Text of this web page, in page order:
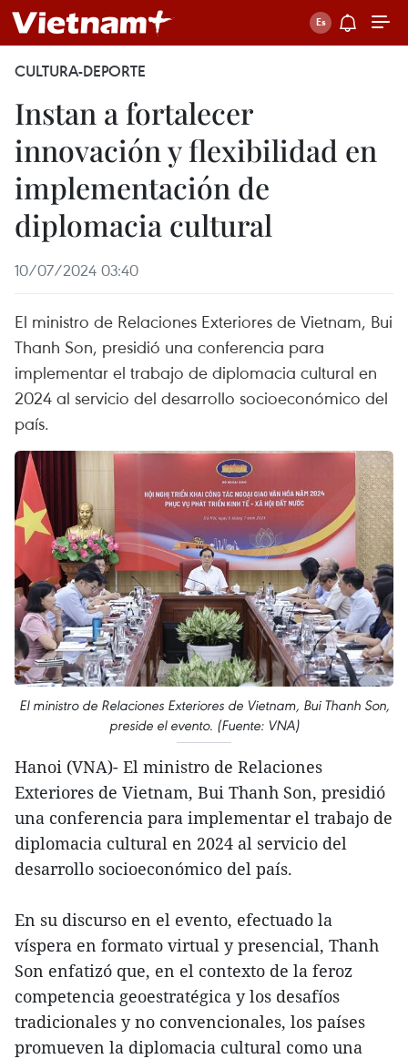
CULTURA-DEPORTE
Instan a fortalecer
innovación y flexibilidad en
implementación de
diplomacia cultural
10/07/2024 03:40
El ministro de Relaciones Exteriores de Vietnam, Bui
Thanh Son, presidió una conferencia para
implementar el trabajo de diplomacia cultural en
2024 al servicio del desarrollo socioeconómico del
país.
El ministro de Relaciones Exteriores de Vietnam, Bui Thanh Son,
preside el evento. (Fuente: VNA)
Hanoi (VNA)- El ministro de Relaciones
Exteriores de Vietnam, Bui Thanh Son, presidió
una conferencia para implementar el trabajo de
diplomacia cultural en 2024 al servicio del
desarrollo socioeconómico del país.
En su discurso en el evento, efectuado la
víspera en formato virtual y presencial, Thanh
Son enfatizó que, en el contexto de la feroz
competencia geoestratégica y los desafíos
tradicionales y no convencionales, los países
promueven la diplomacia cultural como una